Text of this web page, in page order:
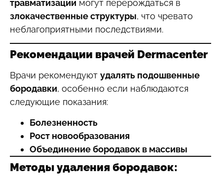
травматизации могут перерождаться в
злокачественные структуры, что чревато
неблагоприятными последствиями.
Рекомендации врачей Dermacenter
Врачи рекомендуют удалять подошвенные
бородавки, особенно если наблюдаются
следующие показания:
Болезненность
Рост новообразования
Объединение бородавок в массивы
Методы удаления бородавок: